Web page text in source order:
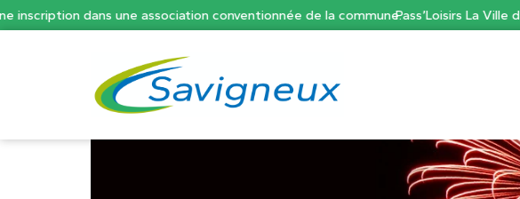
dans une association conventionnée de la commune.Pass’Loisirs La Ville de